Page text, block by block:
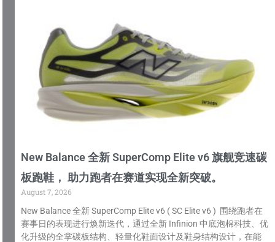
New Balance 全新 SuperComp Elite v6 旗舰竞速碳
板跑鞋， 助力跑者在赛道实现全新突破。
August 7, 2026
New Balance 全新 SuperComp Elite v6 ( SC Elite v6 ) 围绕跑者在
赛事日的表现进行焕新迭代，通过全新 Infinion 中底泡棉科技、优
化升级的全掌碳板结构、轻量化鞋面设计及鞋身结构设计，在能